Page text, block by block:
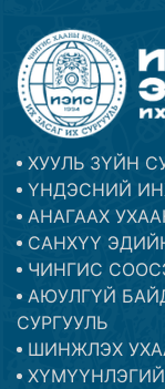
ХУУЛЬ ЗҮЙН
ҮНДЭСНИЙ
АНАГААХ
САНХҮҮ
ЧИНГИС
АЮУЛГҮЙ
СУРГУУЛЬ
ШИНЖЛЭХ